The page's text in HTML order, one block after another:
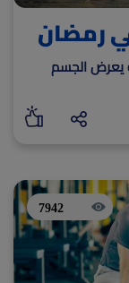
رمضان
الصيام لأكثر من 60 دقيقة يعرض الجسم
7942